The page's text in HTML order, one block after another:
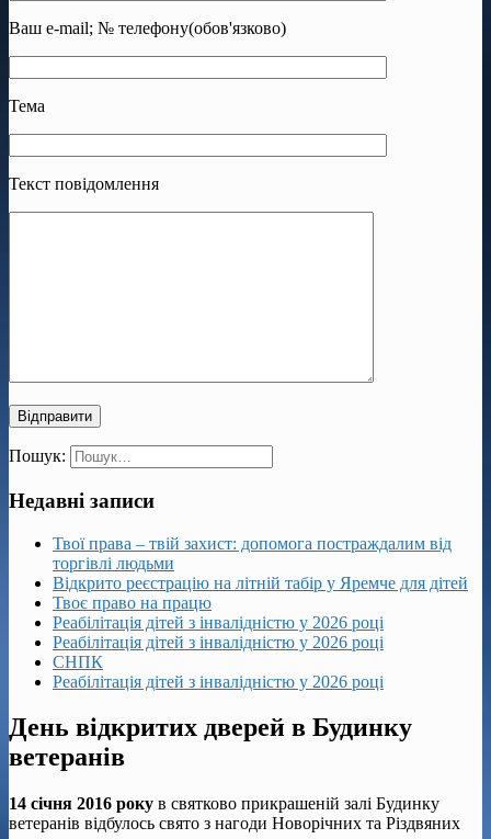
Ваш e-mail; № телефону(обов'язково)
Тема
Текст повідомлення
Пошук:
Недавні записи
Твої права – твій захист: допомога постраждалим від
торгівлі людьми
Відкрито реєстрацію на літній табір у Яремче для дітей
Твоє право на працю
Реабілітація дітей з інвалідністю у 2026 році
Реабілітація дітей з інвалідністю у 2026 році
СНПК
Реабілітація дітей з інвалідністю у 2026 році
День відкритих дверей в Будинку
ветеранів
14 січня 2016 року в святково прикрашеній залі Будинку
ветеранів відбулось свято з нагоди Новорічних та Різдвяних